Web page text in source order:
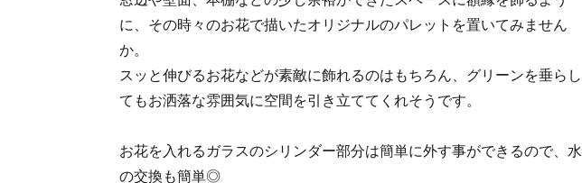
に、その時々のお花で描いたオリジナルのパレットを置いてみません
か。
スッと伸びるお花などが素敵に飾れるのはもちろん、グリーンを垂らし
てもお洒落な雰囲気に空間を引き立ててくれそうです。
お花を入れるガラスのシリンダー部分は簡単に外す事ができるので、水
の交換も簡単◎